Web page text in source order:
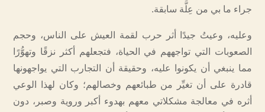
جراء ما بي من عِلَّة سابقة.
وعليه، وعيتُ جيدًا أثر حرب لقمة العيش على الناس، وحجم
الصعوبات التي تواجههم في الحياة، فتجعلهم أكثر نزقًا وتهوُّرًا
مما ينبغي أن يكونوا عليه، وحقيقة أن التجارب التي يواجهونها
قادرة على أن تغيِّر من طبائعهم وخصالهم؛ وكان لهذا الوعي
أثره في معالجة مشكلاتي معهم بهدوء أكبر وروية وصبر، دون